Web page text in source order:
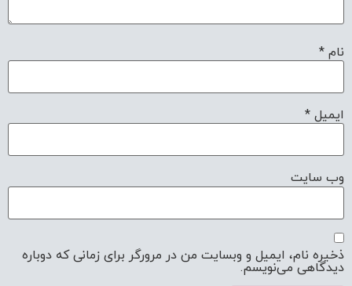
نام *
ایمیل *
وب‌ سایت
ذخیره نام، ایمیل و وبسایت من در مرورگر برای زمانی که دوباره
دیدگاهی می‌نویسم.